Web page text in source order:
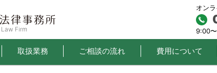
Firm
オン
9:00
取扱業務 ご相談の流れ 費用について